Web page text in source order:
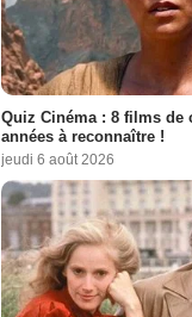
Quiz Cinéma : 8 films de
années à reconnaître !
jeudi 6 août 2026